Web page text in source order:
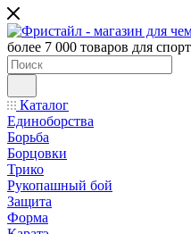
более 7 000 товаров для
Каталог
Единоборства
Борьба
Борцовки
Трико
Рукопашный бой
Защита
Форма